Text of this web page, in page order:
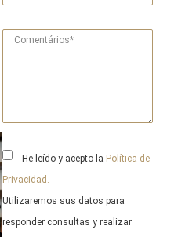
He leído y acepto la Política de
Privacidad.
Utilizaremos sus datos para
responder consultas y realizar